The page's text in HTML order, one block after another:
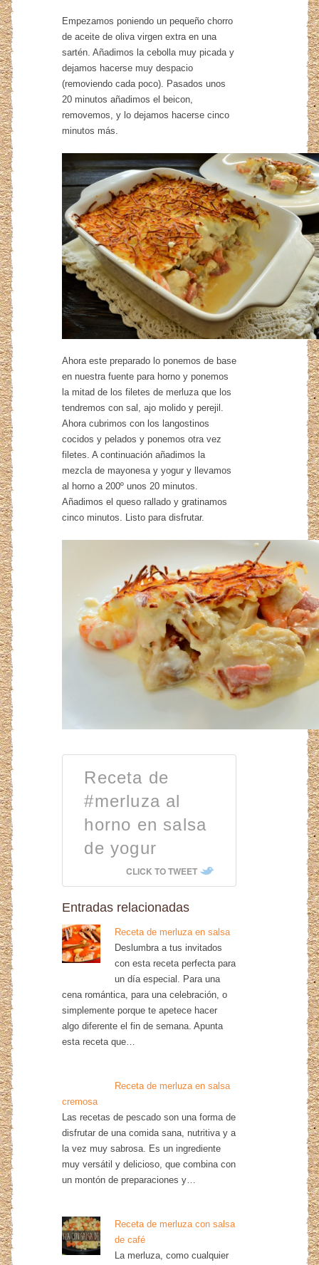
Empezamos poniendo un pequeño chorro
de aceite de oliva virgen extra en una
sartén. Añadimos la cebolla muy picada y
dejamos hacerse muy despacio
(removiendo cada poco). Pasados unos
20 minutos añadimos el beicon,
removemos, y lo dejamos hacerse cinco
minutos más.
Ahora este preparado lo ponemos de base
en nuestra fuente para horno y ponemos
la mitad de los filetes de merluza que los
tendremos con sal, ajo molido y perejil.
Ahora cubrimos con los langostinos
cocidos y pelados y ponemos otra vez
filetes. A continuación añadimos la
mezcla de mayonesa y yogur y llevamos
al horno a 200º unos 20 minutos.
Añadimos el queso rallado y gratinamos
cinco minutos. Listo para disfrutar.
Receta de
#merluza al
horno en salsa
de yogur
CLICK TO TWEET
Entradas relacionadas
Receta de merluza en salsa
Deslumbra a tus invitados
con esta receta perfecta para
un día especial. Para una
cena romántica, para una celebración, o
simplemente porque te apetece hacer
algo diferente el fin de semana. Apunta
esta receta que…
Receta de merluza en salsa
cremosa
Las recetas de pescado son una forma de
disfrutar de una comida sana, nutritiva y a
la vez muy sabrosa. Es un ingrediente
muy versátil y delicioso, que combina con
un montón de preparaciones y…
Receta de merluza con salsa
de café
La merluza, como cualquier